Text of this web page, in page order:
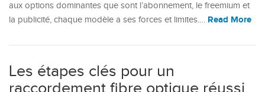
aux options dominantes que sont l’abonnement, le freemium et
la publicité, chaque modèle a ses forces et limites.… Read More
Les étapes clés pour un